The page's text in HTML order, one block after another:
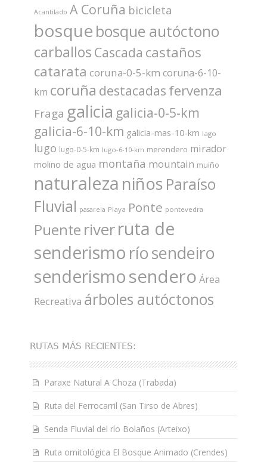
Acantilado A Coruña bicicleta
bosque bosque autóctono
carballos Cascada castaños
catarata coruna-0-5-km coruna-6-10-
km coruña destacadas fervenza
Fraga galicia galicia-0-5-km
galicia-6-10-km galicia-mas-10-km lago
lugo lugo-0-5-km lugo-6-10-km merendero mirador
molino de agua montaña mountain muiño
naturaleza niños Paraíso
Fluvial pasarela Playa Ponte pontevedra
Puente riverruta de
senderismo ríosendeiro
senderismosendero Área
Recreativa árboles autóctonos
RUTAS MÁS RECIENTES:
Paraxe Natural A Choza (Trabada)
Ruta del Ferrocarril (San Tirso de Abres)
Senda Fluvial del río Bolaños (Arteixo)
Ruta ornitológica El Bosque Animado (Crendes)